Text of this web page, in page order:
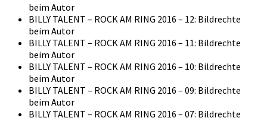
beim Autor
BILLY TALENT – ROCK AM RING 2016 – 12: Bildrechte
beim Autor
BILLY TALENT – ROCK AM RING 2016 – 11: Bildrechte
beim Autor
BILLY TALENT – ROCK AM RING 2016 – 10: Bildrechte
beim Autor
BILLY TALENT – ROCK AM RING 2016 – 09: Bildrechte
beim Autor
BILLY TALENT – ROCK AM RING 2016 – 07: Bildrechte